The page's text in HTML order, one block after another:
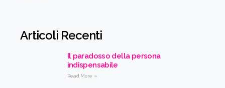
Articoli Recenti
Il paradosso della persona
indispensabile
Read More »